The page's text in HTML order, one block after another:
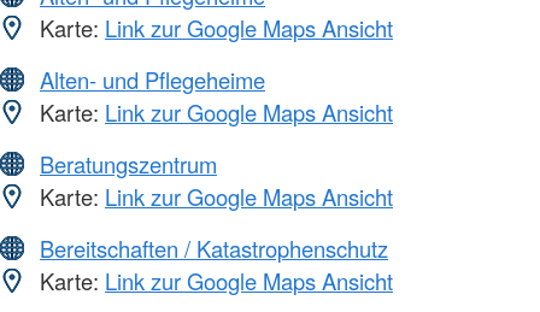
Karte: Link zur Google Maps Ansicht
Alten- und Pflegeheime
Karte: Link zur Google Maps Ansicht
Beratungszentrum
Karte: Link zur Google Maps Ansicht
Bereitschaften / Katastrophenschutz
Karte: Link zur Google Maps Ansicht